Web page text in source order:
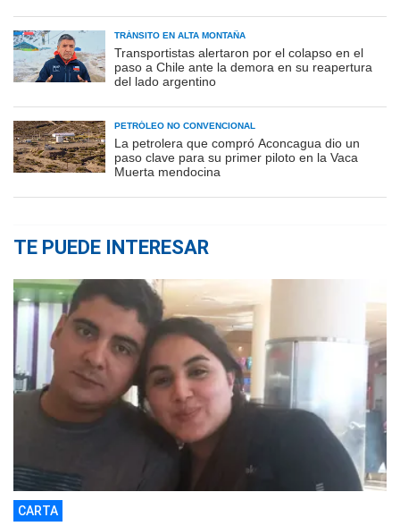
TRÁNSITO EN ALTA MONTAÑA
Transportistas alertaron por el colapso en el
paso a Chile ante la demora en su reapertura
del lado argentino
PETRÓLEO NO CONVENCIONAL
La petrolera que compró Aconcagua dio un
paso clave para su primer piloto en la Vaca
Muerta mendocina
TE PUEDE INTERESAR
CARTA